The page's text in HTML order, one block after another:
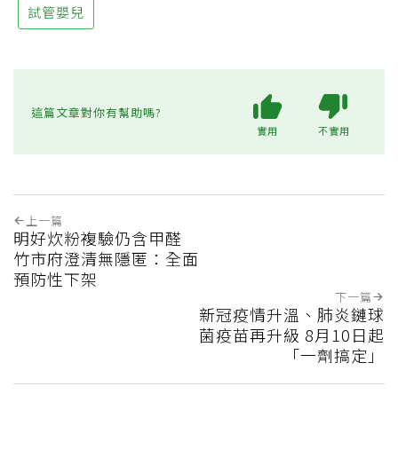
試管嬰兒
這篇文章對你有幫助嗎?
實用 不實用
上一篇
明好炊粉複驗仍含甲醛
竹市府澄清無隱匿：全面
預防性下架
下一篇
新冠疫情升溫、肺炎鏈球
菌疫苗再升級 8月10日起
「一劑搞定」